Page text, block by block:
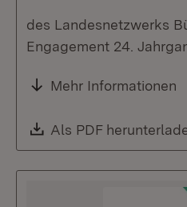
des Landesnetzwerks
Engagement 24.
Mehr Informationen
Download:
Als PDF